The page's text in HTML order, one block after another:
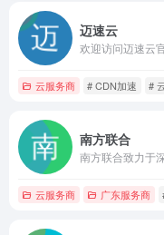
迈速云
云服务商 # CDN加速 #
南方联合
云服务商 广东服务商